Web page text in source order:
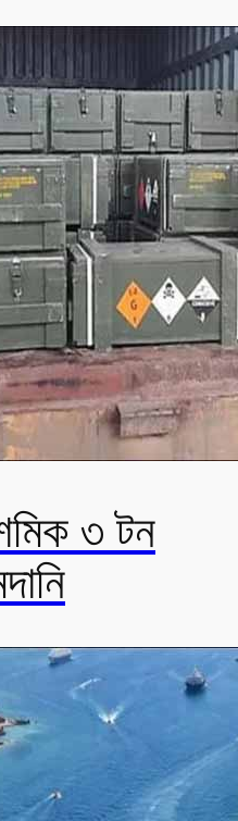
৩ টন